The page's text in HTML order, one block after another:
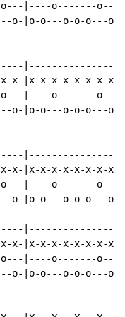
|----o-------
o-|o-o---o-o-o---
|----------------|X-
x-x-|x-x-x-x-x-x-
|----o-------o---
o-|o-o---o-o-
x-|x-x-x-x-x-x-x-
|----o-------
o-|o-o---o-o-o---
|----------------|X-
x-x-|x-x-x-x-x-x-
|----o-------o---
o-|o-o---o-o-